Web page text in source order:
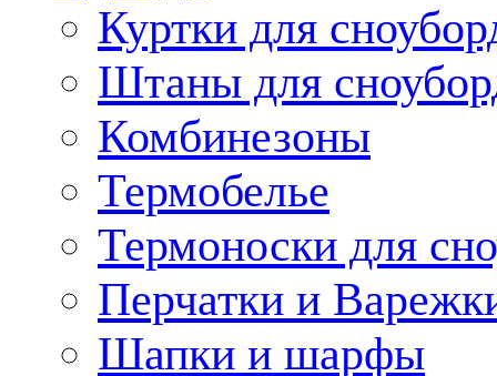
Куртки для
Штаны для
Комбинезоны
Термобелье
Термоноски для
Перчатки и
Шапки и шарфы